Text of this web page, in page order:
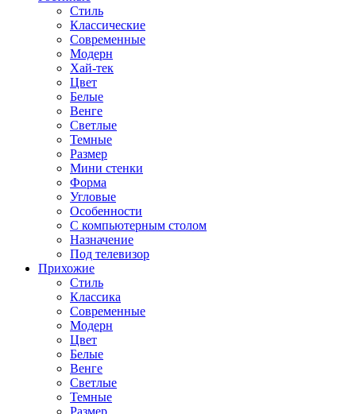
Стиль
Классические
Современные
Модерн
Хай-тек
Цвет
Белые
Венге
Светлые
Темные
Размер
Мини стенки
Форма
Угловые
Особенности
С компьютерным столом
Назначение
Под телевизор
Прихожие
Стиль
Классика
Современные
Модерн
Цвет
Белые
Венге
Светлые
Темные
Размер